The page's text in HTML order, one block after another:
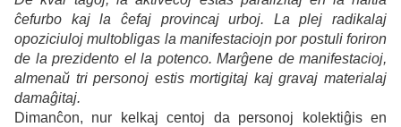
ĉefurbo kaj la ĉefaj provincaj urboj. La plej radikalaj
opoziciuloj multobligas la manifestaciojn por postuli foriron
de la prezidento el la potenco. Marĝene de manifestacioj,
almenaŭ tri personoj estis mortigitaj kaj gravaj materialaj
damaĝitaj.
Dimanĉon, nur kelkaj centoj da personoj kolektiĝis en